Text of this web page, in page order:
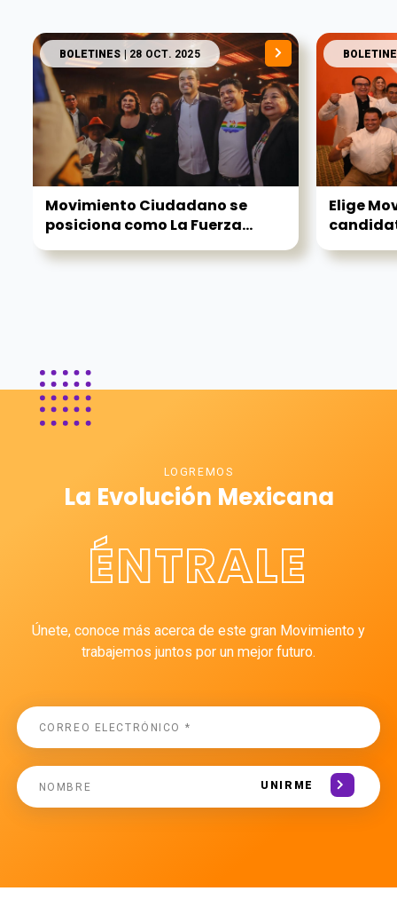
BOLETINES | 28 OCT. 2025
Movimiento Ciudadano se
posiciona como La Fuerza...
Elige
LOGREMOS
La Evolución Mexicana
ÉNTRALE
Únete, conoce más acerca de este gran Movimiento y
trabajemos juntos por un mejor futuro.
UNIRME